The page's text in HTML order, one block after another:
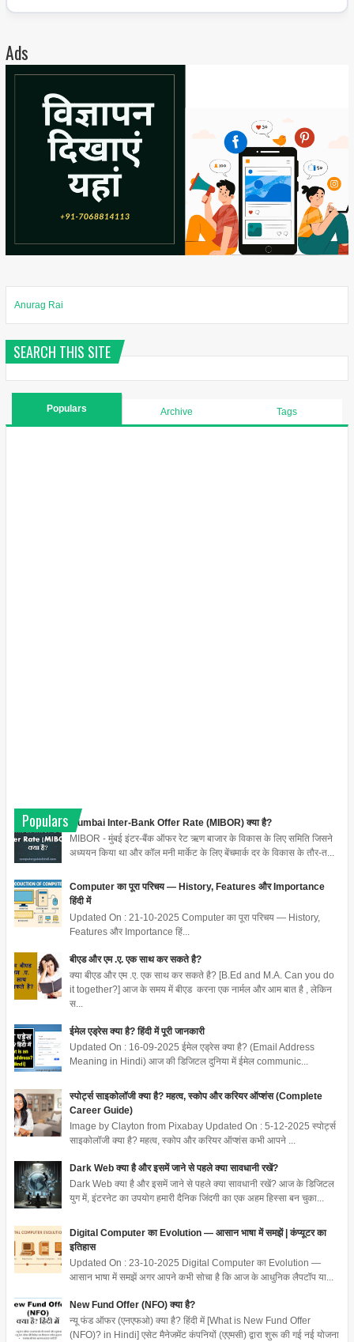
Ads
Anurag Rai
SEARCH THIS SITE
Populars Archive Tags
Populars
Mumbai Inter-Bank Offer Rate (MIBOR) क्या है?
MIBOR - मुंबई इंटर-बैंक ऑफर रेट ऋण बाजार के विकास के लिए समिति जिसने
अध्ययन किया था और कॉल मनी मार्केट के लिए बेंचमार्क दर के विकास के तौर-त...
Computer का पूरा परिचय — History, Features और Importance
हिंदी में
Updated On : 21-10-2025 Computer का पूरा परिचय — History,
Features और Importance हिं...
बीएड और एम .ए. एक साथ कर सकते है?
क्या बीएड और एम .ए. एक साथ कर सकते है? [B.Ed and M.A. Can you do
it together?] आज के समय में बीएड करना एक नार्मल और आम बात है , लेकिन
स...
ईमेल एड्रेस क्या है? हिंदी में पूरी जानकारी
Updated On : 16-09-2025 ईमेल एड्रेस क्या है? (Email Address
Meaning in Hindi) आज की डिजिटल दुनिया में ईमेल communic...
स्पोर्ट्स साइकोलॉजी क्या है? महत्व, स्कोप और करियर ऑप्शंस (Complete
Career Guide)
Image by Clayton from Pixabay Updated On : 5-12-2025 स्पोर्ट्स
साइकोलॉजी क्या है? महत्व, स्कोप और करियर ऑप्शंस कभी आपने ...
Dark Web क्या है और इसमें जाने से पहले क्या सावधानी रखें?
Dark Web क्या है और इसमें जाने से पहले क्या सावधानी रखें? आज के डिजिटल
युग में, इंटरनेट का उपयोग हमारी दैनिक जिंदगी का एक अहम हिस्सा बन चुका...
Digital Computer का Evolution — आसान भाषा में समझें | कंप्यूटर का
इतिहास
Updated On : 23-10-2025 Digital Computer का Evolution —
आसान भाषा में समझें अगर आपने कभी सोचा है कि आज के आधुनिक लैपटॉप या...
New Fund Offer (NFO) क्या है?
न्यू फंड ऑफर (एनएफओ) क्या है? हिंदी में [What is New Fund Offer
(NFO)? in Hindi] एसेट मैनेजमेंट कंपनियों (एएमसी) द्वारा शुरू की गई नई योजना